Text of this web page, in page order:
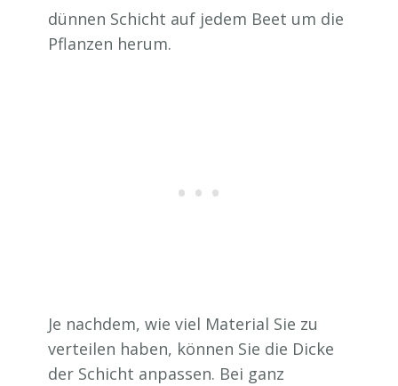
dünnen Schicht auf jedem Beet um die
Pflanzen herum.
Je nachdem, wie viel Material Sie zu
verteilen haben, können Sie die Dicke
der Schicht anpassen. Bei ganz